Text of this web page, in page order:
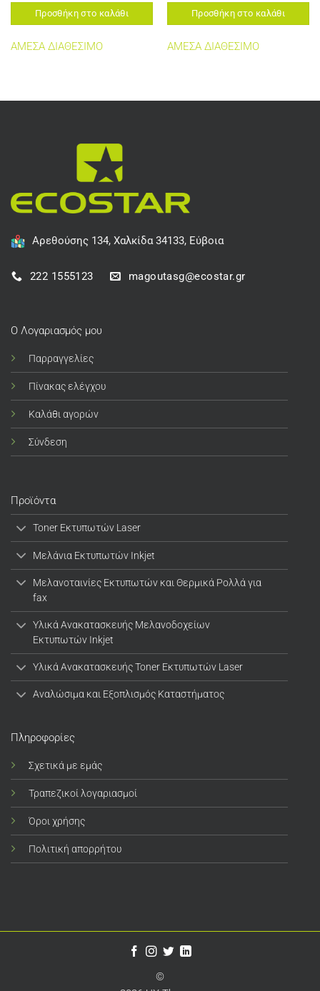
Προσθήκη στο καλάθι
ΑΜΕΣΑ ΔΙΑΘΕΣΙΜΟ
Προσθήκη στο καλάθι
ΑΜΕΣΑ ΔΙΑΘΕΣΙΜΟ
Αρεθούσης 134, Χαλκίδα 34133, Εύβοια
222 1555123 magoutasg@ecostar.gr
Ο Λογαριασμός μου
Παρραγγελίες
Πίνακας ελέγχου
Καλάθι αγορών
Σύνδεση
Προϊόντα
Toner Εκτυπωτών Laser
Μελάνια Εκτυπωτών Inkjet
Μελανοταινίες Εκτυπωτών και Θερμικά Ρολλά για
fax
Υλικά Ανακατασκευής Μελανοδοχείων
Εκτυπωτών Inkjet
Υλικά Ανακατασκευής Toner Εκτυπωτών Laser
Αναλώσιμα και Εξοπλισμός Καταστήματος
Πληροφορίες
Σχετικά με εμάς
Τραπεζικοί λογαριασμοί
Όροι χρήσης
Πολιτική απορρήτου
©